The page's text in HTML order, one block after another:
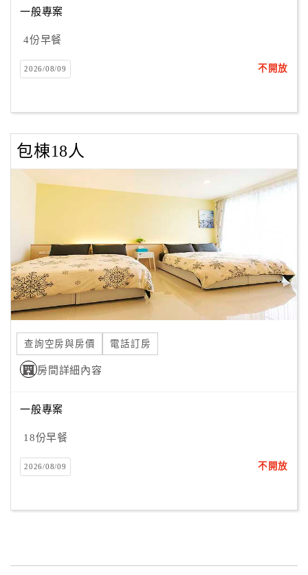
訂
房
Q&A
旅
卡
款
收
據
合
作
提
案
店
作
作
一般專案
4份早餐
2026/08/09 不開放
包棟18人
查詢空房與房價 電話訂房
房間詳細內容
一般專案
18份早餐
2026/08/09 不開放